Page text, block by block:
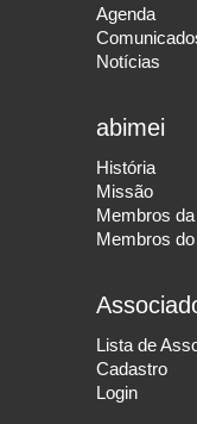
Agenda
Notícias
abimei
História
Missão
Membros
Membros
Lista de
Cadastro
Login